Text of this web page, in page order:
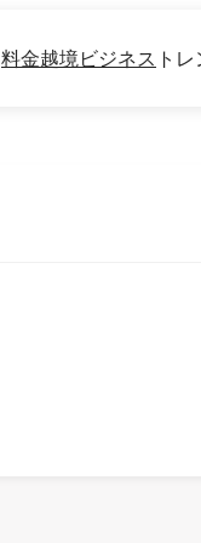
料金越境ビジネス ト